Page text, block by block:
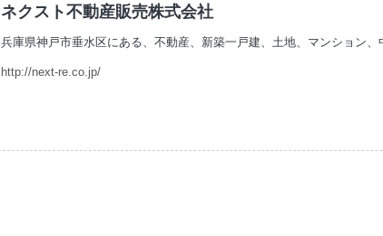
ネクスト不動産販売株式会社
兵庫県神戸市垂水区にある、不動産、新築一戸建、土地、マンション、
http://next-re.co.jp/